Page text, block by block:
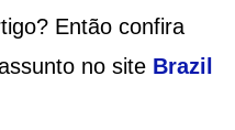
Então confira
no site Brazil